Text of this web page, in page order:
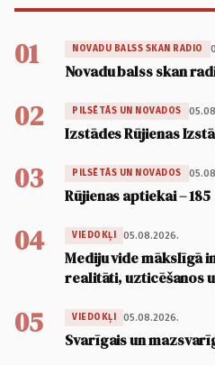
01 NOVADU BALSS SKAN RADIO
Novadu balss skan
02 PILSĒTĀS UN NOVADOS
Izstādes Rūjienas
03 PILSĒTĀS UN NOVADOS
Rūjienas aptiekai – 185
04 VIEDOKĻI 05.08.2026.
Mediju vide mākslīgā
realitāti, uzticēšanos
05 VIEDOKĻI 05.08.2026.
Svarīgais un